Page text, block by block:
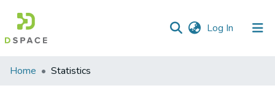
Log In (current)
Communities
Home Statistics